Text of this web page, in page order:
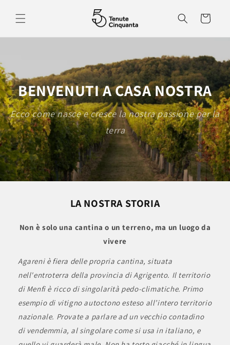
ai contenuti
Carrello
BENVENUTI A CASA NOSTRA
Ecco come nasce e cresce la nostra passione per la
terra
LA NOSTRA STORIA
Non è solo una cantina o un terreno, ma un luogo da
vivere
Agareni è fiera delle propria cantina, situata
nell'entroterra della provincia di Agrigento. Il territorio
di Menfi è ricco di singolarità pedo-climatiche. Primo
esempio di vitigno autoctono esteso all’intero territorio
nazionale. Provate a parlare ad un vecchio contadino
di vendemmia, al singolare come si usa in italiano, e